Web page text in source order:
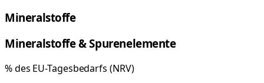
Mineralstoffe
Mineralstoffe & Spurenelemente
% des EU-Tagesbedarfs (NRV)